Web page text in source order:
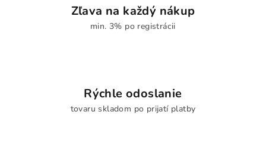
Zľava na každý nákup
min. 3% po registrácii
Rýchle odoslanie
tovaru skladom po prijatí platby